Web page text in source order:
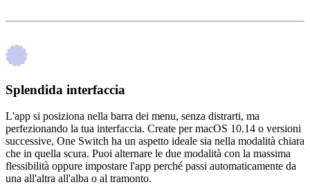
Splendida interfaccia
L'app si posiziona nella barra dei menu, senza distrarti, ma
perfezionando la tua interfaccia. Create per macOS 10.14 o versioni
successive, One Switch ha un aspetto ideale sia nella modalità chiara
che in quella scura. Puoi alternare le due modalità con la massima
flessibilità oppure impostare l'app perché passi automaticamente da
una all'altra all'alba o al tramonto.